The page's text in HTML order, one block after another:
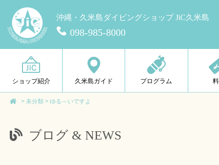
沖縄・久米島ダイビングショップ JiC久米島
098-985-8000
ショップ紹介 久米島ガイド プログラム
> 未分類 > ゆる～いですよ
ブログ & NEWS